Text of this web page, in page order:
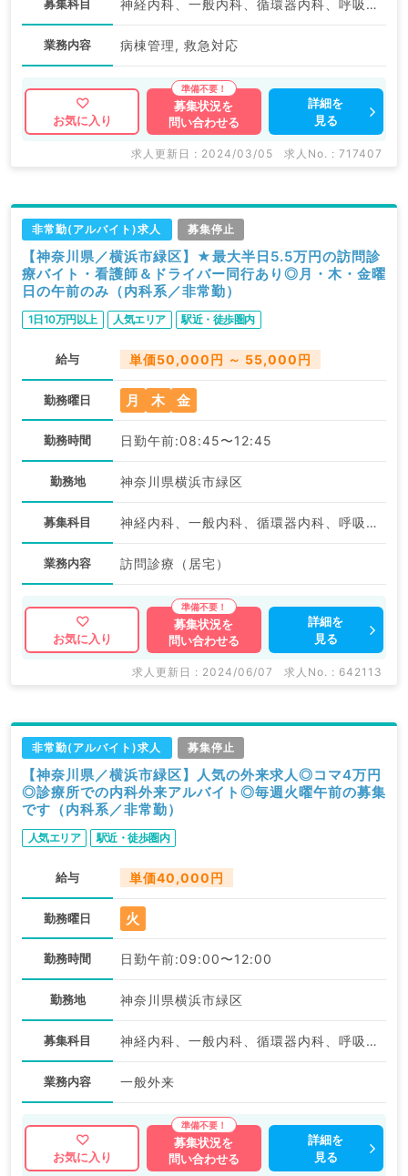
募集科目 神経内科、一般内科、循環器内科、呼吸器内科、消化器内科、内分泌・代謝内科、腎臓内科、老年内科、血液内科、膠原病科
業務内容 病棟管理, 救急対応
お気に入り
募集状況を
問い合わせる
詳細を
見る
求人更新日 : 2024/03/05 求人No. : 717407
非常勤(アルバイト)求人 募集停止
【神奈川県／横浜市緑区】★最大半日5.5万円の訪問診
療バイト・看護師＆ドライバー同行あり◎月・木・金曜
日の午前のみ（内科系／非常勤）
1日10万円以上 人気エリア 駅近・徒歩圏内
給与 単価50,000円 ～ 55,000円
勤務曜日 月 木 金
勤務時間 日勤午前:08:45〜12:45
勤務地 神奈川県横浜市緑区
募集科目 神経内科、一般内科、循環器内科、呼吸器内科、消化器内科、内分泌・代謝内科、腎臓内科、老年内科、血液内科
業務内容 訪問診療（居宅）
お気に入り
募集状況を
問い合わせる
詳細を
見る
求人更新日 : 2024/06/07 求人No. : 642113
非常勤(アルバイト)求人 募集停止
【神奈川県／横浜市緑区】人気の外来求人◎コマ4万円
◎診療所での内科外来アルバイト◎毎週火曜午前の募集
です（内科系／非常勤）
人気エリア 駅近・徒歩圏内
給与 単価40,000円
勤務曜日 火
勤務時間 日勤午前:09:00〜12:00
勤務地 神奈川県横浜市緑区
募集科目 神経内科、一般内科、循環器内科、呼吸器内科、消化器内科、内分泌・代謝内科、腎臓内科、老年内科、血液内科
業務内容 一般外来
お気に入り
募集状況を
問い合わせる
詳細を
見る